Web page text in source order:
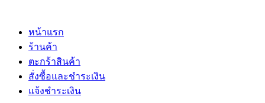
contentหน้าแรก
ร้านค้า
ตะกร้าสินค้า
สั่งซื้อและชำระเงิน
แจ้งชำระเงิน